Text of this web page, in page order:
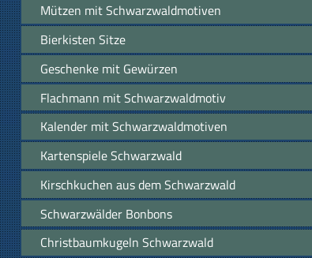
Mützen mit Schwarzwaldmotiven
Bierkisten Sitze
Geschenke mit Gewürzen
Flachmann mit Schwarzwaldmotiv
Kalender mit Schwarzwaldmotiven
Kartenspiele Schwarzwald
Kirschkuchen aus dem Schwarzwald
Schwarzwälder Bonbons
Christbaumkugeln Schwarzwald